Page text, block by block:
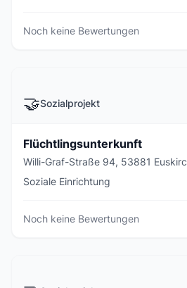
Noch keine Bewertungen
🤝Sozialprojekt
Flüchtlingsunterkunft
Willi-Graf-Straße 94, 53881
Soziale Einrichtung
Noch keine Bewertungen